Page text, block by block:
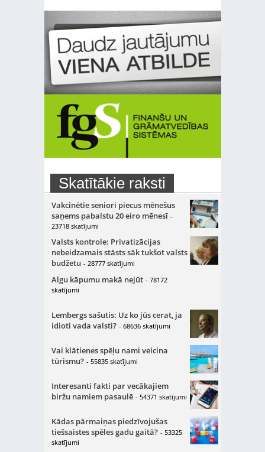
Skatītākie raksti
Vakcinētie seniori piecus mēnešus
saņems pabalstu 20 eiro mēnesī -
23718 skatījumi
Valsts kontrole: Privatizācijas
nebeidzamais stāsts sāk tukšot valsts
budžetu - 28777 skatījumi
Algu kāpumu makā nejūt - 78172
skatījumi
Lembergs sašutis: Uz ko jūs cerat, ja
idioti vada valsti? - 68636 skatījumi
Vai klātienes spēļu nami veicina
tūrismu? - 55835 skatījumi
Interesanti fakti par vecākajiem
biržu namiem pasaulē - 54371 skatījumi
Kādas pārmaiņas piedzīvojušas
tiešsaistes spēles gadu gaitā? - 53325
skatījumi